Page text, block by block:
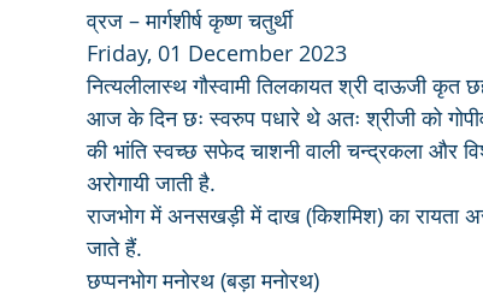
व्रज – मार्गशीर्ष कृष्ण चतुर्थी
Friday, 01 December 2023
नित्यलीलास्थ गौस्वामी तिलकायत श्री दाऊजी
आज के दिन छः स्वरुप पधारे थे अतः श्रीजी को
की भांति स्वच्छ सफेद चाशनी वाली चन्द्रकला और
अरोगायी जाती है.
राजभोग में अनसखड़ी में दाख (किशमिश) का रायता
जाते हैं.
छप्पनभोग मनोरथ (बड़ा मनोरथ)